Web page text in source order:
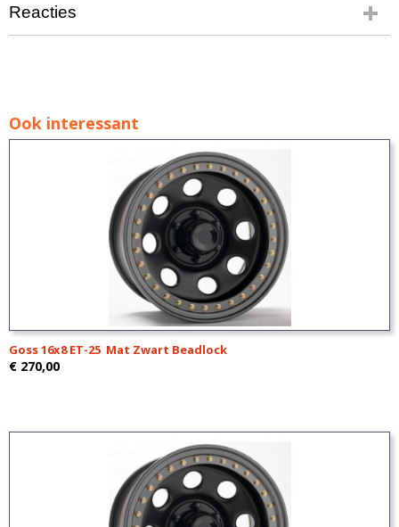
Reacties
Ook interessant
Goss 16x8 ET-25 Mat Zwart Beadlock
€ 270,00